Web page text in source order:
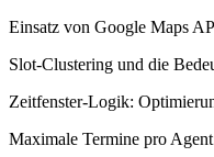
Einsatz von Google Maps
Slot-Clustering und die
Zeitfenster-Logik:
Maximale Termine pro